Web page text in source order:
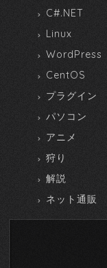
C#.NET
Linux
WordPress
CentOS
プラグイン
パソコン
アニメ
狩り
解説
ネット通販